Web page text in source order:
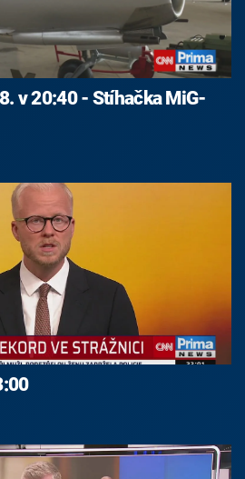
v 20:40 - Stíhačka MiG-